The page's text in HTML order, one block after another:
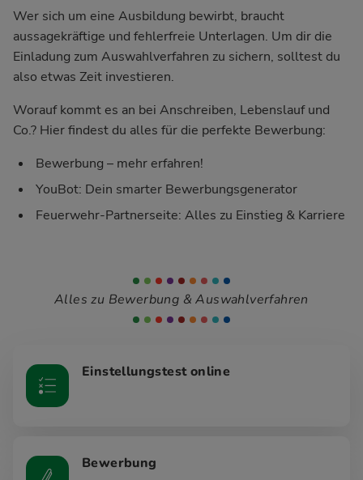
Wer sich um eine Ausbildung bewirbt, braucht
aussagekräftige und fehlerfreie Unterlagen. Um dir die
Einladung zum Auswahlverfahren zu sichern, solltest du
also etwas Zeit investieren.
Worauf kommt es an bei Anschreiben, Lebenslauf und
Co.? Hier findest du alles für die perfekte Bewerbung:
Bewerbung – mehr erfahren!
YouBot: Dein smarter Bewerbungsgenerator
Feuerwehr-Partnerseite: Alles zu Einstieg & Karriere
Alles zu Bewerbung & Auswahlverfahren
Einstellungstest online
Bewerbung